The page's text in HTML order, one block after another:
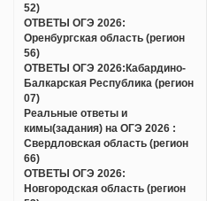
52)
ОТВЕТЫ ОГЭ 2026:
Оренбургская область (регион
56)
ОТВЕТЫ ОГЭ 2026:Кабардино-
Балкарская Республика (регион
07)
Реальные ответы и
кимы(задания) на ОГЭ 2026 :
Свердловская область (регион
66)
ОТВЕТЫ ОГЭ 2026:
Новгородская область (регион